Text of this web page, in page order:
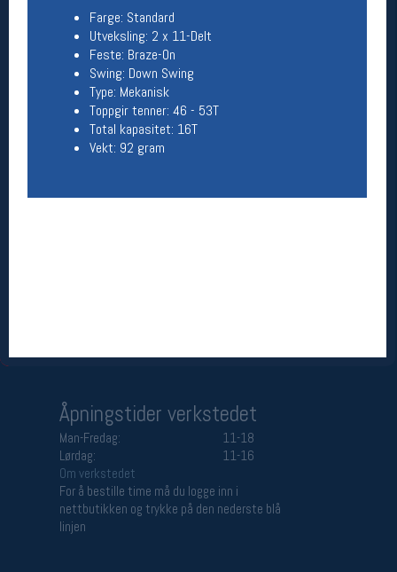
Farge: Standard
Utveksling: 2 x 11-Delt
Feste: Braze-On
Swing: Down Swing
Type: Mekanisk
Toppgir tenner: 46 - 53T
Total kapasitet: 16T
Vekt: 92 gram
0183 Oslo
Telefon: 23 32 62 00
(telefontid man-fredag klokken 10-13)
Vis i kart
Om oss
Kontakt oss
Man-Fredag:
11-18
MELD DEG INN GRATIS
Åpningstider verkstedet
Man-Fredag:
11-18
Lørdag:
11-16
Om verkstedet
For å bestille time må du logge inn i
nettbutikken og trykke på den nederste blå
linjen